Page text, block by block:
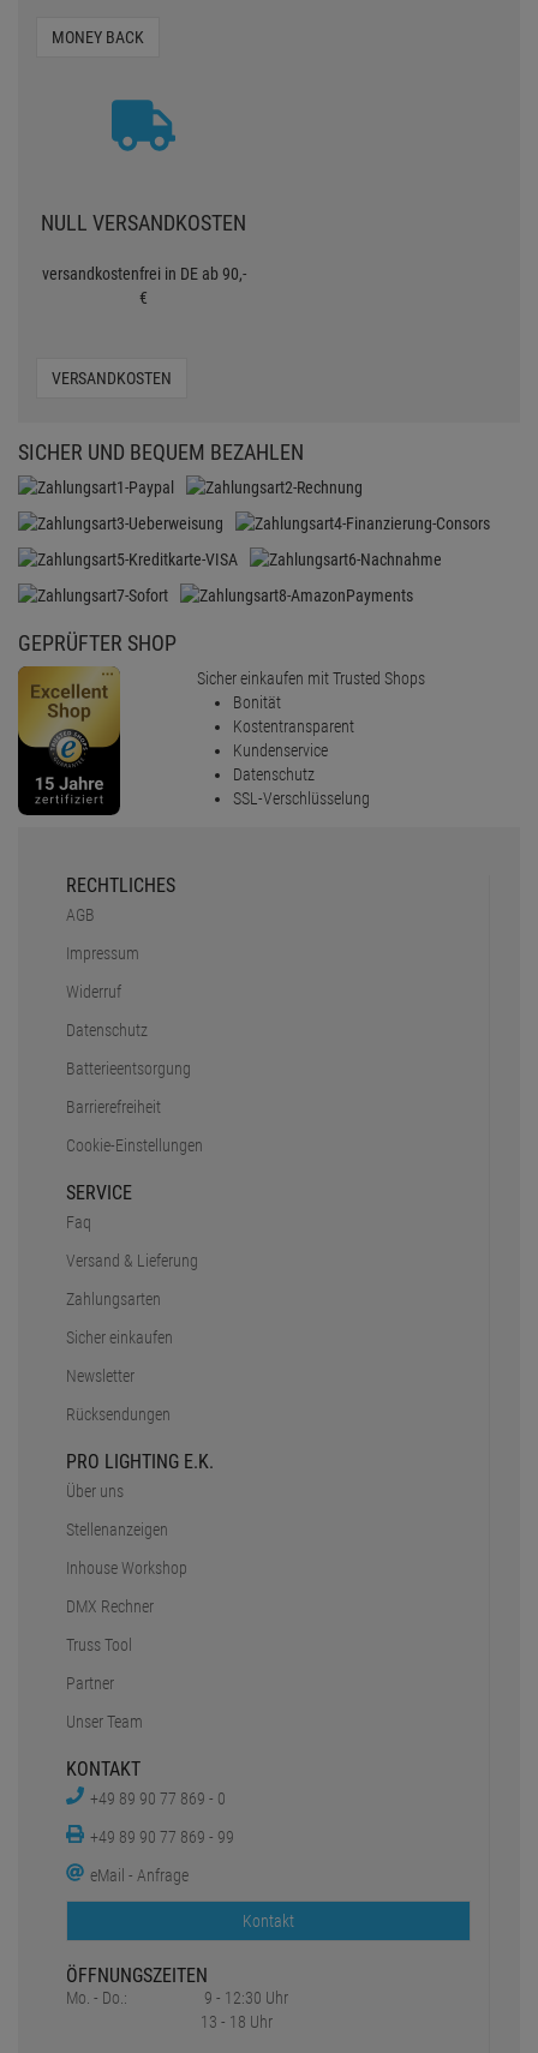
MONEY BACK
NULL VERSANDKOSTEN
versandkostenfrei in DE ab 90,-
€
VERSANDKOSTEN
SICHER UND BEQUEM BEZAHLEN
GEPRÜFTER SHOP
Sicher einkaufen mit Trusted Shops
Bonität
Kostentransparent
Kundenservice
Datenschutz
SSL-Verschlüsselung
RECHTLICHES
AGB
Impressum
Widerruf
Datenschutz
Batterieentsorgung
Barrierefreiheit
Cookie-Einstellungen
SERVICE
Faq
Versand & Lieferung
Zahlungsarten
Sicher einkaufen
Newsletter
Rücksendungen
PRO LIGHTING E.K.
Über uns
Stellenanzeigen
Inhouse Workshop
DMX Rechner
Truss Tool
Partner
Unser Team
KONTAKT
+49 89 90 77 869 - 0
+49 89 90 77 869 - 99
eMail - Anfrage
Kontakt
ÖFFNUNGSZEITEN
Mo. - Do.:
9 - 12:30 Uhr
13 - 18 Uhr